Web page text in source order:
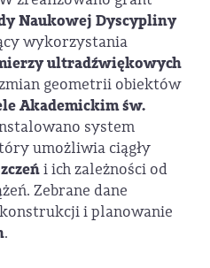
Naukowej Dyscypliny
wykorzystania
ultradźwiękowych
geometrii obiektów
Akademickim św.
system
umożliwia ciągły
i ich zależności od
Zebrane dane
i planowanie
.